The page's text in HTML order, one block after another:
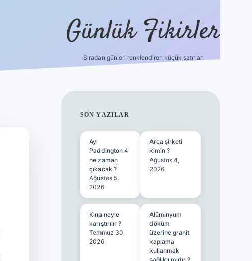
Günlük Fikirler
Sıradan günleri renklendiren küçük satırlar.
SIDEBAR
SON YAZILAR
Ayı
Paddington 4
ne zaman
çıkacak ?
Ağustos 5,
2026
Arca şirketi
kimin ?
Ağustos 4,
2026
Kına neyle
karıştırılır ?
Temmuz 30,
2026
Alüminyum
döküm
üzerine granit
kaplama
kullanmak
ilbet güncel